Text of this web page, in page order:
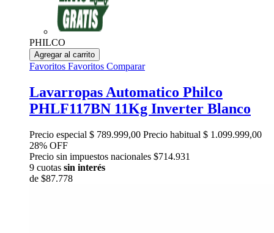
PHILCO
Agregar al carrito
Favoritos Favoritos Comparar
Lavarropas Automatico Philco
PHLF117BN 11Kg Inverter Blanco
Precio especial $ 789.999,00 Precio habitual $ 1.099.999,00
28% OFF
Precio sin impuestos nacionales $714.931
9 cuotas sin interés
de $87.778